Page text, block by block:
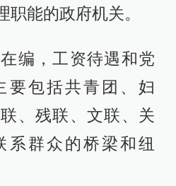
职能的政府机关。
编，工资待遇和党
要包括共青团、妇
、残联、文联、关
系群众的桥梁和纽